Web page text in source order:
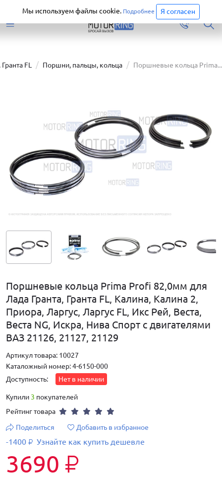
Перейти
FL Поршни, пальцы, кольца Поршневые кольца Prima...
Поршневые кольца Prima Profi 82,0мм для
Лада Гранта, Гранта FL, Калина, Калина 2,
Приора, Ларгус, Ларгус FL, Икс Рей, Веста,
Веста NG, Искра, Нива Спорт с двигателями
ВАЗ 21126, 21127, 21129
Артикул товара: 10027
Каталожный номер: 4-6150-000
Доступность:
Нет в наличии
Купили3 покупателей
Рейтинг товара
Поделиться
Добавить в избранное
-1400 ₽ Узнайте как купить дешевле
3690 ₽
Мы используем файлы cookie. Подробнее Я согласен